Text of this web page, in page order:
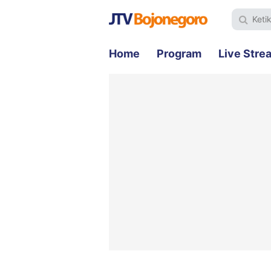
Home Program Live